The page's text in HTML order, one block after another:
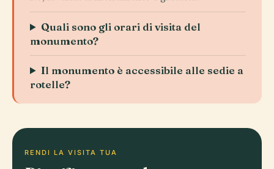
Quali sono gli orari di visita del
monumento?
Il monumento è accessibile alle sedie a
rotelle?
RENDI LA VISITA TUA